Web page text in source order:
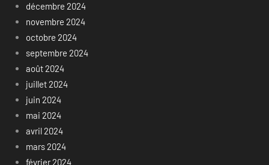
décembre 2024
novembre 2024
octobre 2024
septembre 2024
août 2024
juillet 2024
juin 2024
mai 2024
avril 2024
mars 2024
février 2024